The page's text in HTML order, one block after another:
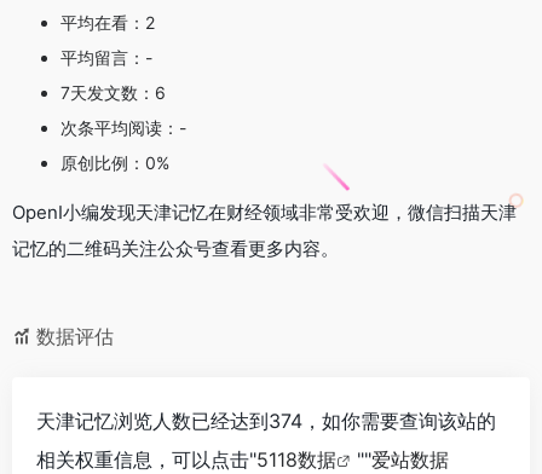
平均在看：2
平均留言：-
7天发文数：6
次条平均阅读：-
原创比例：0%
OpenI小编发现天津记忆在财经领域非常受欢迎，微信扫描天津
记忆的二维码关注公众号查看更多内容。
数据评估
天津记忆浏览人数已经达到374，如你需要查询该站的
相关权重信息，可以点击"5118数据 ""爱站数据